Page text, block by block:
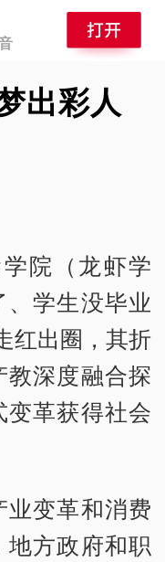
出彩人
院（龙虾学
学生没毕业
红出圈，其折
深度融合探
革获得社会
变革和消费
方政府和职